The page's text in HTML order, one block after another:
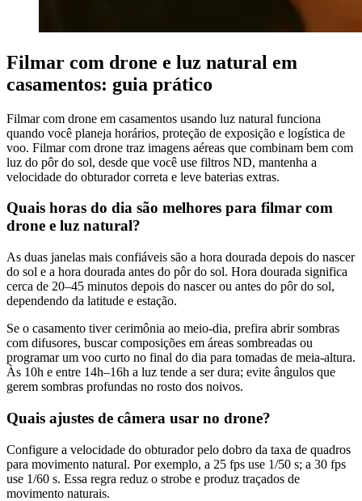
Filmar com drone e luz natural em
casamentos: guia prático
Filmar com drone em casamentos usando luz natural funciona
quando você planeja horários, proteção de exposição e logística de
voo. Filmar com drone traz imagens aéreas que combinam bem com
luz do pôr do sol, desde que você use filtros ND, mantenha a
velocidade do obturador correta e leve baterias extras.
Quais horas do dia são melhores para filmar com
drone e luz natural?
As duas janelas mais confiáveis são a hora dourada depois do nascer
do sol e a hora dourada antes do pôr do sol. Hora dourada significa
cerca de 20–45 minutos depois do nascer ou antes do pôr do sol,
dependendo da latitude e estação.
Se o casamento tiver cerimônia ao meio-dia, prefira abrir sombras
com difusores, buscar composições em áreas sombreadas ou
programar um voo curto no final do dia para tomadas de meia-altura.
Às 10h e entre 14h–16h a luz tende a ser dura; evite ângulos que
gerem sombras profundas no rosto dos noivos.
Quais ajustes de câmera usar no drone?
Configure a velocidade do obturador pelo dobro da taxa de quadros
para movimento natural. Por exemplo, a 25 fps use 1/50 s; a 30 fps
use 1/60 s. Essa regra reduz o strobe e produz traçados de
movimento naturais.